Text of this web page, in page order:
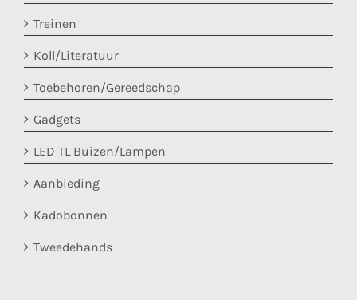
Treinen
Koll/Literatuur
Toebehoren/Gereedschap
Gadgets
LED TL Buizen/Lampen
Aanbieding
Kadobonnen
Tweedehands